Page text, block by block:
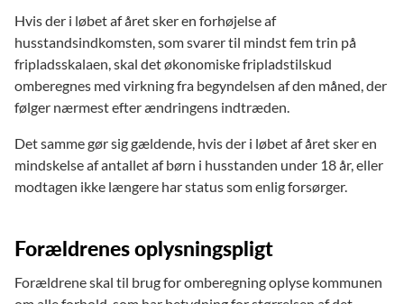
Hvis der i løbet af året sker en forhøjelse af
husstandsindkomsten, som svarer til mindst fem trin på
fripladsskalaen, skal det økonomiske fripladstilskud
omberegnes med virkning fra begyndelsen af den måned, der
følger nærmest efter ændringens indtræden.
Det samme gør sig gældende, hvis der i løbet af året sker en
mindskelse af antallet af børn i husstanden under 18 år, eller
modtagen ikke længere har status som enlig forsørger.
Forældrenes oplysningspligt
Forældrene skal til brug for omberegning oplyse kommunen